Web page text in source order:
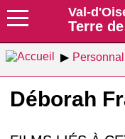
Val-
Terre
Déborah